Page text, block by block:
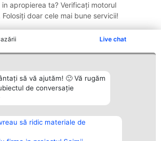
Live chat
să vă ajutăm! 🙂 Vă rugăm
de conversație
să ridic materiale de
apropierea ta? Verificați motorul
doar cele mai bune servicii!
A30
Plebiscyt
Lista Tuturor
Contact